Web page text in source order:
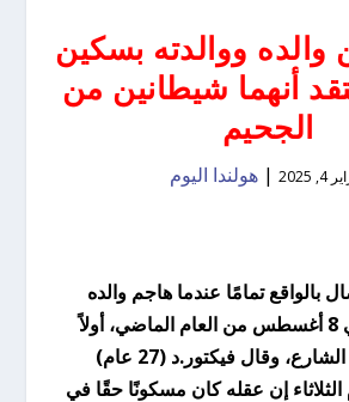
ووالدته بسكين
أنهما شيطانين من
الجحيم
4, 2025
|هولندا اليوم
بالواقع تمامًا عندما هاجم والده
ووالدته بسكين في 8 أغسطس من العام الماضي، أولاً
في المنزل ثم في الشارع، وقال فيكتور.د (27 عام)
إن عقله كان مسكونًا حقًا في